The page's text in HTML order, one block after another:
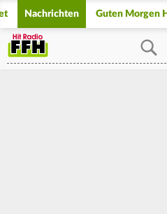
Nachrichten Guten Morgen